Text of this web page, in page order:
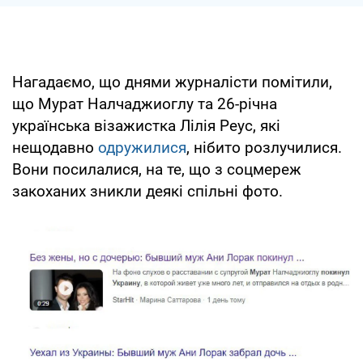
Нагадаємо, що днями журналісти помітили,
що Мурат Налчаджиоглу та 26-річна
українська візажистка Лілія Реус, які
нещодавно одружилися, нібито розлучилися.
Вони посилалися, на те, що з соцмереж
закоханих зникли деякі спільні фото.